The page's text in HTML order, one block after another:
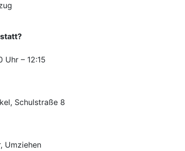
Uhr – 12:15
Schulstraße 8
Umziehen